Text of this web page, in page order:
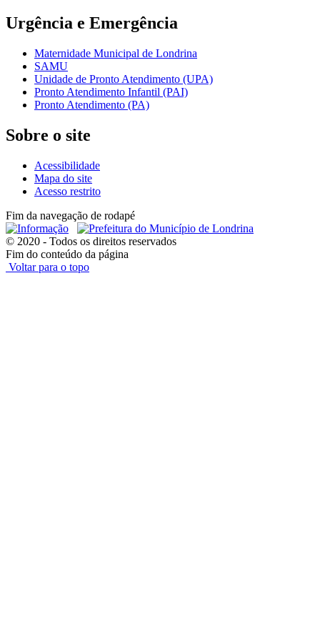
Urgência e Emergência
Maternidade Municipal de Londrina
SAMU
Unidade de Pronto Atendimento (UPA)
Pronto Atendimento Infantil (PAI)
Pronto Atendimento (PA)
Sobre o site
Acessibilidade
Mapa do site
Acesso restrito
Fim da navegação de rodapé
© 2020 - Todos os direitos reservados
Fim do conteúdo da página
Voltar para o topo